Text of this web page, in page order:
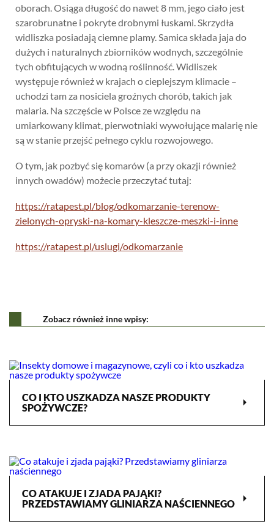
oborach. Osiąga długość do nawet 8 mm, jego ciało jest
szarobrunatne i pokryte drobnymi łuskami. Skrzydła
widliszka posiadają ciemne plamy. Samica składa jaja do
dużych i naturalnych zbiorników wodnych, szczególnie
tych obfitujących w wodną roślinność. Widliszek
występuje również w krajach o cieplejszym klimacie –
uchodzi tam za nosiciela groźnych chorób, takich jak
malaria. Na szczęście w Polsce ze względu na
umiarkowany klimat, pierwotniaki wywołujące malarię nie
są w stanie przejść pełnego cyklu rozwojowego.
O tym, jak pozbyć się komarów (a przy okazji również
innych owadów) możecie przeczytać tutaj:
https://ratapest.pl/blog/odkomarzanie-terenow-
zielonych-opryski-na-komary-kleszcze-meszki-i-inne
https://ratapest.pl/uslugi/odkomarzanie
Zobacz również inne wpisy:
CO I KTO USZKADZA NASZE PRODUKTY
SPOŻYWCZE?
arrow_right
CO ATAKUJE I ZJADA PAJĄKI?
PRZEDSTAWIAMY GLINIARZA NAŚCIENNEGO
arrow_right